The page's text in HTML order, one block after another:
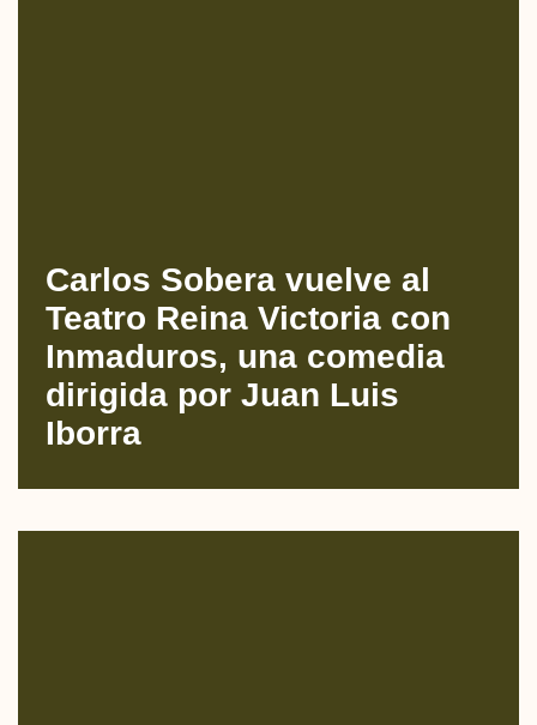
Carlos Sobera vuelve al
Teatro Reina Victoria con
Inmaduros, una comedia
dirigida por Juan Luis
Iborra